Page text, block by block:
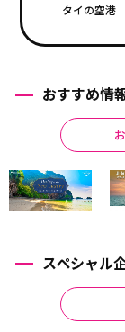
タイの空港
おすすめ情
スペシャル